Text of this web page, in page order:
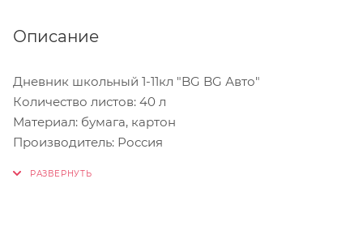
Описание
Дневник школьный 1-11кл "BG BG Авто"
Количество листов: 40 л
Материал: бумага, картон
Производитель: Россия